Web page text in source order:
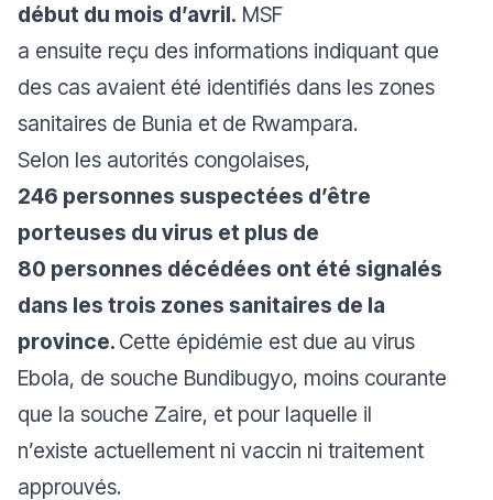
début du mois d’avril. MSF
a ensuite reçu des informations indiquant que
des cas avaient été identifiés dans les zones
sanitaires de Bunia et de Rwampara.
Selon les autorités congolaises,
246 personnes suspectées d’être
porteuses du virus et plus de
80 personnes décédées ont été signalés
dans les trois zones sanitaires de la
province. Cette épidémie est due au virus
Ebola, de souche Bundibugyo, moins courante
que la souche Zaire, et pour laquelle il
n’existe actuellement ni vaccin ni traitement
approuvés.